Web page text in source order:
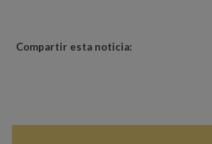
Compartir esta noticia: